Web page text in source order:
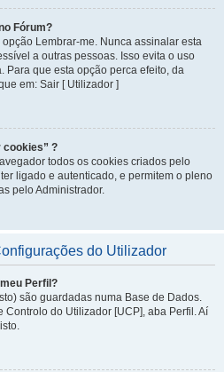
Fórum?
Lembrar-me. Nunca assinalar esta
a outras pessoas. Isso evita o uso
Para que esta opção perca efeito, da
em: Sair [ Utilizador ]
cookies” ?
todos os cookies criados pelo
ligado e autenticado, e permitem o pleno
pelo Administrador.
do Utilizador
Perfil?
são guardadas numa Base de Dados.
Controlo do Utilizador [UCP], aba Perfil. Aí